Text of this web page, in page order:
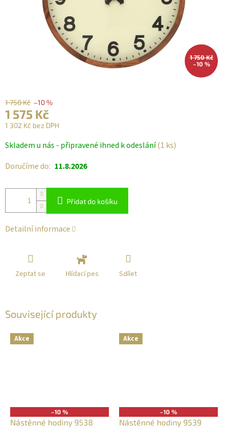
1 750 Kč
–10 %
1 750 Kč –10 %
1 575 Kč
1 302 Kč bez DPH
cena:
Skladem u nás - připravené ihned k odeslání(1 ks)
Doručíme do: 11.8.2026
Přidat do košíku
Detailní informace
Zeptat se Hlídací pes Sdílet
Související produkty
Akce
–10 %
Nástěnné hodiny 9538
Akce
–10 %
Nástěnné hodiny 9539